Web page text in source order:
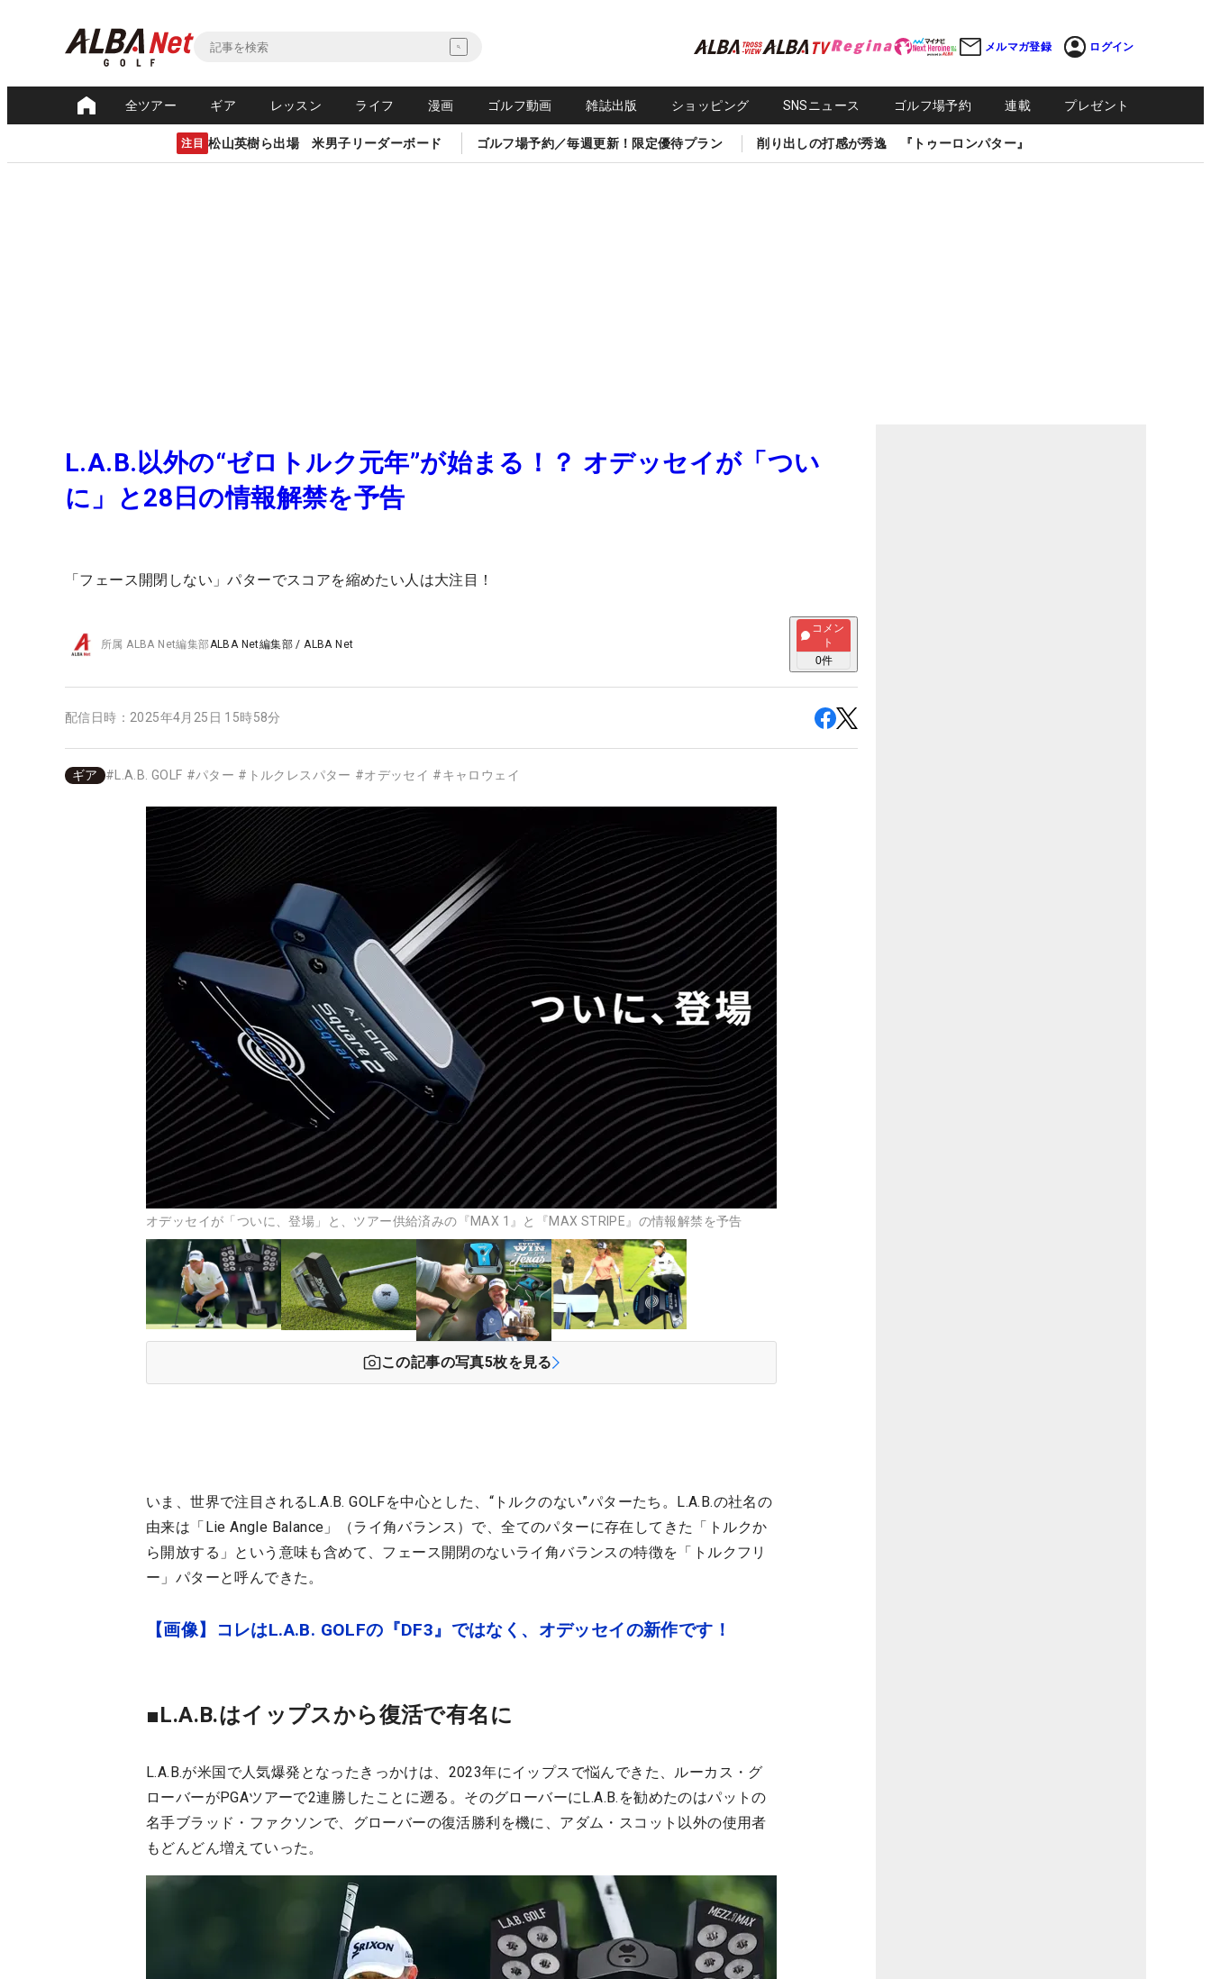
メルマガ登録 ログイン
全ツアー ギア レッスン ライフ 漫画 ゴルフ動画 雑誌出版 ショッピング SNSニュース ゴルフ場予約 連載 プレゼント
注目 松山英樹ら出場 米男子リーダーボード ゴルフ場予約／毎週更新！限定優待プラン 削り出しの打感が秀逸 『トゥーロンパター』
L.A.B.以外の“ゼロトルク元年”が始まる！？ オデッセイが「つい
に」と28日の情報解禁を予告
「フェース開閉しない」パターでスコアを縮めたい人は大注目！
所属ALBA Net編集部ALBA Net編集部 /ALBA Net
コメン
ト
0件
配信日時： 2025年4月25日 15時58分
ギア #L.A.B. GOLF #パター # トルクレスパター #オデッセイ #キャロウェイ
オデッセイが「ついに、登場」と、ツアー供給済みの『MAX 1』と『MAX STRIPE』の情報解禁を予告
この記事の写真5枚を見る
いま、世界で注目されるL.A.B. GOLFを中心とした、“トルクのない”パターたち。L.A.B.の社名の
由来は「Lie Angle Balance」（ライ角バランス）で、全てのパターに存在してきた「トルクか
ら開放する」という意味も含めて、フェース開閉のないライ角バランスの特徴を「トルクフリ
ー」パターと呼んできた。
【画像】コレはL.A.B. GOLFの『DF3』ではなく、オデッセイの新作です！
■L.A.B.はイップスから復活で有名に
L.A.B.が米国で人気爆発となったきっかけは、2023年にイップスで悩んできた、ルーカス・グ
ローバーがPGAツアーで2連勝したことに遡る。そのグローバーにL.A.B.を勧めたのはパットの
名手ブラッド・ファクソンで、グローバーの復活勝利を機に、アダム・スコット以外の使用者
もどんどん増えていった。